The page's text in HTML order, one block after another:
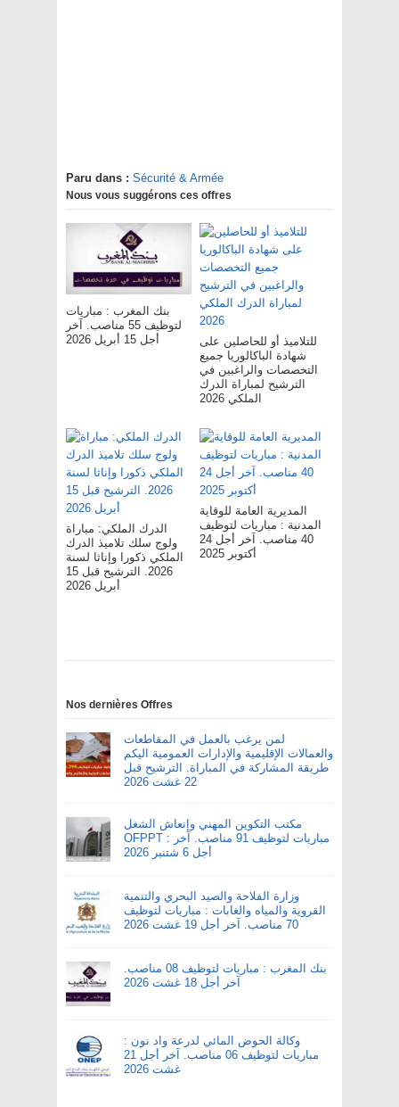
Paru dans : Sécurité & Armée
Nous vous suggérons ces offres
بنك المغرب : مباريات
لتوظيف 55 مناصب. آخر
أجل 15 أبريل 2026
للتلاميذ أو للحاصلين على
شهادة الباكالوريا جميع
التخصصات والراغبين في
الترشيح لمباراة الدرك
الملكي 2026
الدرك الملكي: مباراة
ولوج سلك تلاميذ الدرك
الملكي ذكورا وإناثا لسنة
2026. الترشيح قبل 15
أبريل 2026
المديرية العامة للوقاية
المدنية : مباريات لتوظيف
40 مناصب. آخر أجل 24
أكتوبر 2025
Nos dernières Offres
لمن يرغب بالعمل في المقاطعات
والعمالات الإقليمية والإدارات العمومية اليكم
طريقة المشاركة في المباراة. الترشيح قبل
22 غشت 2026
مكتب التكوين المهني وإنعاش الشغل
OFPPT : مباريات لتوظيف 91 مناصب. آخر
أجل 6 شتنبر 2026
وزارة الفلاحة والصيد البحري والتنمية
القروية والمياه والغابات : مباريات لتوظيف
70 مناصب. آخر أجل 19 غشت 2026
بنك المغرب : مباريات لتوظيف 08 مناصب.
آخر أجل 18 غشت 2026
وكالة الحوض المائي لدرعة واد نون :
مباريات لتوظيف 06 مناصب. آخر أجل 21
غشت 2026